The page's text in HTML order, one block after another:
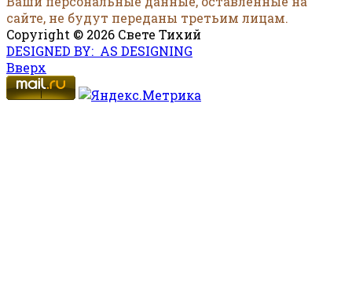
сайте, не будут переданы третьим лицам.
Copyright © 2026 Свете Тихий
DESIGNED BY: AS DESIGNING
Вверх